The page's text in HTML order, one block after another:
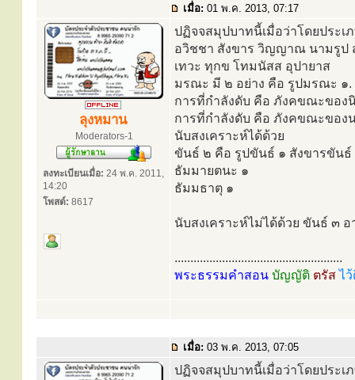
เมื่อ: 01 พ.ค. 2013, 07:17
ลุงหมาน
Moderators-1
ลงทะเบียนเมื่อ: 24 พ.ค. 2011,
14:20
โพสต์: 8617
ปฏิจจสมุปบาทนี้เมื่อว่าโดยประเ
อวิชชา สังขาร วิญญาณ นามรูป
เทวะ ทุกข โทมนัสส อุปายาส
มรณะ มี ๒ อย่าง คือ รูปมรณะ ๑
การที่กำลังดับ คือ ภังคขณะขอ
การที่กำลังดับ คือ ภังคขณะขอ
นับสงเคราะห์ได้ด้วย
ขันธ์ ๒ คือ รูปขันธ์ ๑ สังขารขันธ์
ธัมมายตนะ ๑
ธัมมธาตุ ๑
นับสงเคราะห์ไม่ได้ด้วย ขันธ์ ๓
.....................................................
พระธรรมคำสอน บัญญัติ ตรัสไ
เมื่อ: 03 พ.ค. 2013, 07:05
ปฏิจจสมุปบาทนี้เมื่อว่าโดยประเ